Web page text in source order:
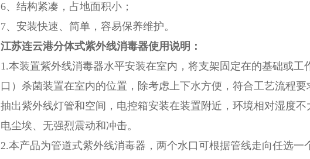
6、结构紧凑，占地面积小；
7、安装快速、简单，容易保养维护。
江苏连云港分体式紫外线消毒器使用说明：
1.本装置紫外线消毒器水平安装在室内，将支架固定在的基础或工
口）杀菌装置在室内的位置，除考虑上下水方便，符合工艺流程
抽出紫外线灯管和空间，电控箱安装在装置附近，环境相对湿度
电尘埃、无强烈震动和冲击。
2.本产品为管道式紫外线消毒器，两个水口可根据管线走向任选一